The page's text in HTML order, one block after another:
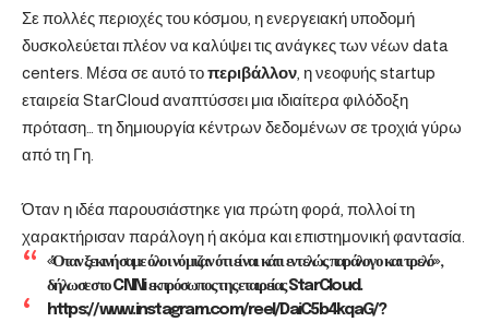
Σε πολλές περιοχές του κόσμου, η ενεργειακή υποδομή
δυσκολεύεται πλέον να καλύψει τις ανάγκες των νέων data
centers. Μέσα σε αυτό τοπεριβάλλον , η νεοφυής startup
εταιρεία StarCloud αναπτύσσει μια ιδιαίτερα φιλόδοξη
πρόταση… τη δημιουργία κέντρων δεδομένων σε τροχιά γύρω
από τη Γη.
Όταν η ιδέα παρουσιάστηκε για πρώτη φορά, πολλοί τη
χαρακτήρισαν παράλογη ή ακόμα και επιστημονική φαντασία.
«Όταν ξεκινήσαμε όλοι νόμιζαν ότι είναι κάτι εντελώς παράλογο και τρελό»,
δήλωσε στο CNNi εκπρόσωπος της εταιρείας StarCloud.
https://www.instagram.com/reel/DaiC5b4kqaG/?